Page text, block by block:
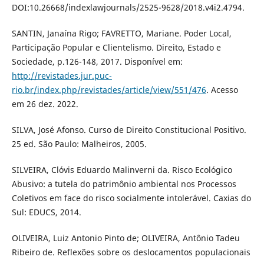
DOI:10.26668/indexlawjournals/2525-9628/2018.v4i2.4794.
SANTIN, Janaína Rigo; FAVRETTO, Mariane. Poder Local,
Participação Popular e Clientelismo. Direito, Estado e
Sociedade, p.126-148, 2017. Disponível em:
http://revistades.jur.puc-
rio.br/index.php/revistades/article/view/551/476. Acesso
em 26 dez. 2022.
SILVA, José Afonso. Curso de Direito Constitucional Positivo.
25 ed. São Paulo: Malheiros, 2005.
SILVEIRA, Clóvis Eduardo Malinverni da. Risco Ecológico
Abusivo: a tutela do patrimônio ambiental nos Processos
Coletivos em face do risco socialmente intolerável. Caxias do
Sul: EDUCS, 2014.
OLIVEIRA, Luiz Antonio Pinto de; OLIVEIRA, Antônio Tadeu
Ribeiro de. Reflexões sobre os deslocamentos populacionais